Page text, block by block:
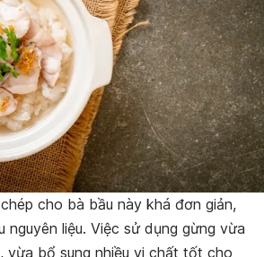
cho bà bầu này khá đơn giản,
nguyên liệu. Việc sử dụng gừng vừa
vừa bổ sung nhiều vi chất tốt cho